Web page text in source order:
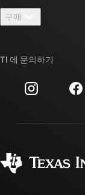
뉴스룸
이벤트
투자 관계
TI E2E™ 설계 지
대체품 검색
고객 지원 센터
myTI 계정 FAQ
구매
주문 FAQ
TI 에 문의하기